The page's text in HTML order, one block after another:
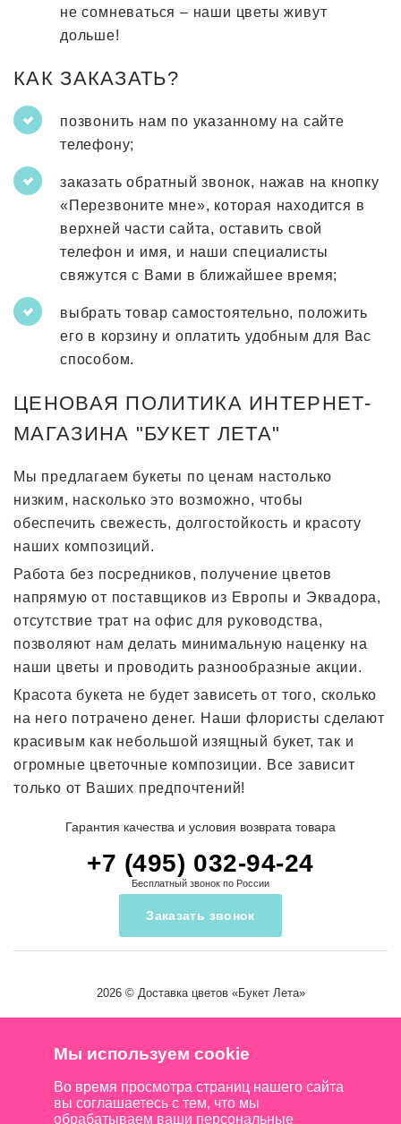
не сомневаться – наши цветы живут
дольше!
КАК ЗАКАЗАТЬ?
позвонить нам по указанному на сайте
телефону;
заказать обратный звонок, нажав на кнопку
«Перезвоните мне», которая находится в
верхней части сайта, оставить свой
телефон и имя, и наши специалисты
свяжутся с Вами в ближайшее время;
выбрать товар самостоятельно, положить
его в корзину и оплатить удобным для Вас
способом.
ЦЕНОВАЯ ПОЛИТИКА ИНТЕРНЕТ-
МАГАЗИНА "БУКЕТ ЛЕТА"
Мы предлагаем букеты по ценам настолько
низким, насколько это возможно, чтобы
обеспечить свежесть, долгостойкость и красоту
наших композиций.
Работа без посредников, получение цветов
напрямую от поставщиков из Европы и Эквадора,
отсутствие трат на офис для руководства,
позволяют нам делать минимальную наценку на
наши цветы и проводить разнообразные акции.
Красота букета не будет зависеть от того, сколько
на него потрачено денег. Наши флористы сделают
красивым как небольшой изящный букет, так и
огромные цветочные композиции. Все зависит
только от Ваших предпочтений!
Гарантия качества и условия возврата товара
+7 (495) 032-94-24
Бесплатный звонок по России
Заказать звонок
2026 © Доставка цветов«Букет Лета»
Мы используем cookie
Во время просмотра страниц нашего сайта
вы соглашаетесь с тем, что мы
обрабатываем ваши персональные